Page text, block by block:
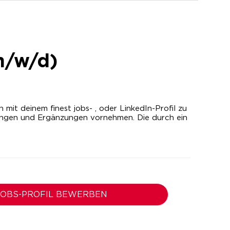
w/d)
deinem finest jobs- , oder LinkedIn-Profil zu
und Ergänzungen vornehmen. Die durch ein
PROFIL BEWERBEN